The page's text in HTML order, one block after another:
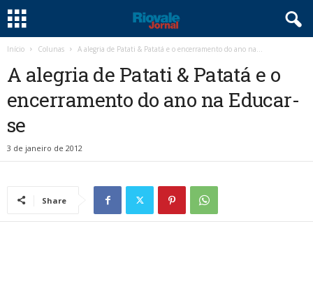
Início Colunas A alegria de Patati & Patatá e o encerramento do ano na...
A alegria de Patati & Patatá e o
encerramento do ano na Educar-
se
3 de janeiro de 2012
Share